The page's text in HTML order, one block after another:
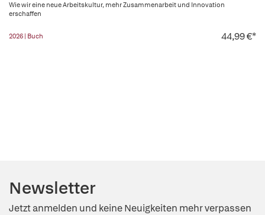
Wie wir eine neue Arbeitskultur, mehr Zusammenarbeit und Innovation
erschaffen
2026 | Buch 44,99 €*
Newsletter
Jetzt anmelden und keine Neuigkeiten mehr verpassen